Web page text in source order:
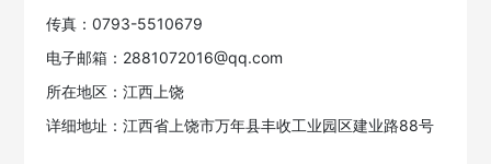
传真：0793-5510679
电子邮箱：2881072016@qq.com
所在地区：江西上饶
详细地址：江西省上饶市万年县丰收工业园区建业路88号